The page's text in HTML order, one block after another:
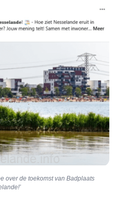
over de toekomst van Badplaats